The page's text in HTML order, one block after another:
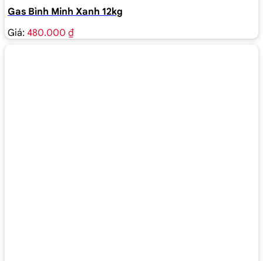
Gas Bình Minh Xanh 12kg
Giá: 480.000 ₫